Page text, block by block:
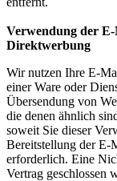
Verwendung der
Direktwerbung
Wir nutzen Ihre E-
einer Ware oder
Übersendung von
die denen ähnlich
soweit Sie dieser
Bereitstellung der E-
erforderlich. Eine
Vertrag geschlossen